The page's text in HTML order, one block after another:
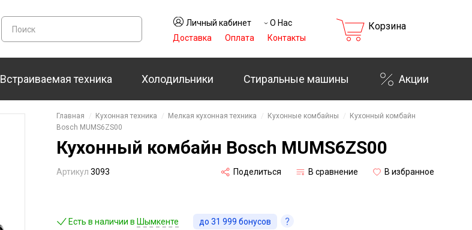
Личный кабинет
О Нас
Доставка
Оплата Контакты
Корзина
Холодильники Стиральные машины
Встраиваемая техника Акции
Главная Кухонная техника Мелкая кухонная техника Кухонные комбайны
Кухонный комбайн
Bosch MUMS6ZS00
Кухонный комбайн Bosch MUMS6ZS00
Артикул 3093 Поделиться В сравнение В избранное
Есть в наличии в Шымкенте до 31 999 бонусов
₸